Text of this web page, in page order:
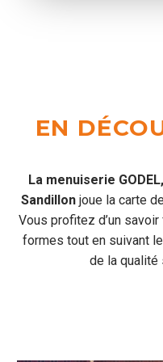
EN
La menuiserie
Sandillon joue la carte
Vous profitez d’un
formes tout en suivant
de la qualité